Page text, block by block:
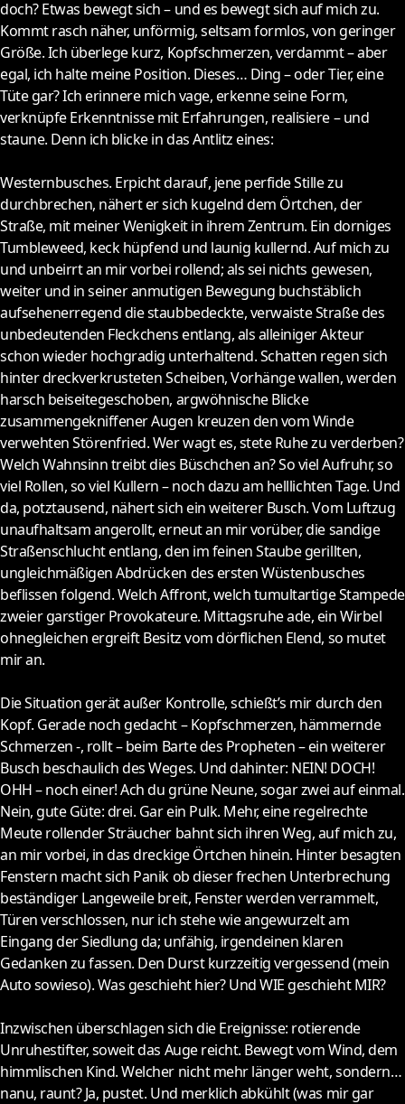
doch? Etwas bewegt sich – und es bewegt sich auf mich zu.
Kommt rasch näher, unförmig, seltsam formlos, von geringer
Größe. Ich überlege kurz, Kopfschmerzen, verdammt – aber
egal, ich halte meine Position. Dieses… Ding – oder Tier, eine
Tüte gar? Ich erinnere mich vage, erkenne seine Form,
verknüpfe Erkenntnisse mit Erfahrungen, realisiere – und
staune. Denn ich blicke in das Antlitz eines:
Westernbusches. Erpicht darauf, jene perfide Stille zu
durchbrechen, nähert er sich kugelnd dem Örtchen, der
Straße, mit meiner Wenigkeit in ihrem Zentrum. Ein dorniges
Tumbleweed, keck hüpfend und launig kullernd. Auf mich zu
und unbeirrt an mir vorbei rollend; als sei nichts gewesen,
weiter und in seiner anmutigen Bewegung buchstäblich
aufsehenerregend die staubbedeckte, verwaiste Straße des
unbedeutenden Fleckchens entlang, als alleiniger Akteur
schon wieder hochgradig unterhaltend. Schatten regen sich
hinter dreckverkrusteten Scheiben, Vorhänge wallen, werden
harsch beiseitegeschoben, argwöhnische Blicke
zusammengekniffener Augen kreuzen den vom Winde
verwehten Störenfried. Wer wagt es, stete Ruhe zu verderben?
Welch Wahnsinn treibt dies Büschchen an? So viel Aufruhr, so
viel Rollen, so viel Kullern – noch dazu am helllichten Tage. Und
da, potztausend, nähert sich ein weiterer Busch. Vom Luftzug
unaufhaltsam angerollt, erneut an mir vorüber, die sandige
Straßenschlucht entlang, den im feinen Staube gerillten,
ungleichmäßigen Abdrücken des ersten Wüstenbusches
beflissen folgend. Welch Affront, welch tumultartige Stampede
zweier garstiger Provokateure. Mittagsruhe ade, ein Wirbel
ohnegleichen ergreift Besitz vom dörflichen Elend, so mutet
mir an.
Die Situation gerät außer Kontrolle, schießt’s mir durch den
Kopf. Gerade noch gedacht – Kopfschmerzen, hämmernde
Schmerzen -, rollt – beim Barte des Propheten – ein weiterer
Busch beschaulich des Weges. Und dahinter: NEIN! DOCH!
OHH – noch einer! Ach du grüne Neune, sogar zwei auf einmal.
Nein, gute Güte: drei. Gar ein Pulk. Mehr, eine regelrechte
Meute rollender Sträucher bahnt sich ihren Weg, auf mich zu,
an mir vorbei, in das dreckige Örtchen hinein. Hinter besagten
Fenstern macht sich Panik ob dieser frechen Unterbrechung
beständiger Langeweile breit, Fenster werden verrammelt,
Türen verschlossen, nur ich stehe wie angewurzelt am
Eingang der Siedlung da; unfähig, irgendeinen klaren
Gedanken zu fassen. Den Durst kurzzeitig vergessend (mein
Auto sowieso). Was geschieht hier? Und WIE geschieht MIR?
Inzwischen überschlagen sich die Ereignisse: rotierende
Unruhestifter, soweit das Auge reicht. Bewegt vom Wind, dem
himmlischen Kind. Welcher nicht mehr länger weht, sondern…
nanu, raunt? Ja, pustet. Und merklich abkühlt (was mir gar